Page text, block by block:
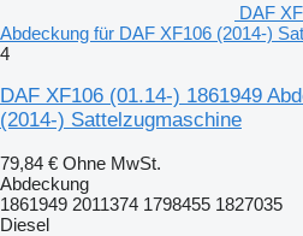
DAF
Abdeckung für DAF XF106 (2014-)
4
DAF XF106 (01.14-) 1861949
(2014-) Sattelzugmaschine
79,84 € Ohne MwSt.
Abdeckung
1861949 2011374 1798455 1827035
Diesel